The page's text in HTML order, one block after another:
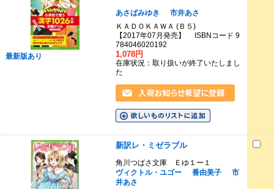
最新版あり
あさばみゆき
市井あさ
ＫＡＤＯＫＡＷＡ (Ｂ５)
【2017年07月発売】 ISBNコード 9
784046020192
1,078円
在庫状況：取り扱いが終了いたしまし
た
新訳レ・ミゼラブル
角川つばさ文庫 Ｅゆ１ー１
ヴィクトル・ユゴー
番由美子
市
井あさ